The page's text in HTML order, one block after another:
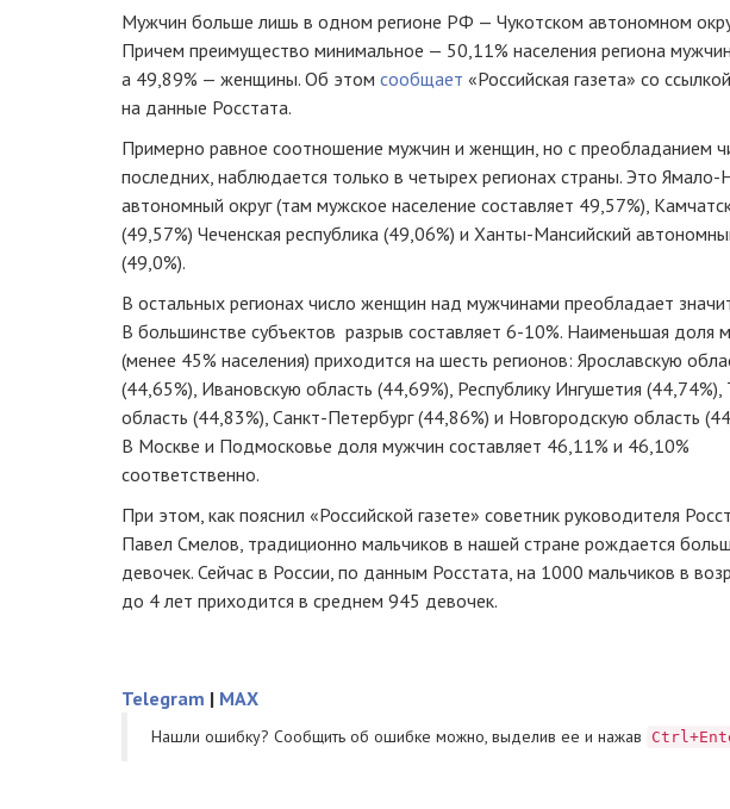
Мужчин больше лишь в одном регионе РФ — Чукотском автономном
Причем преимущество минимальное — 50,11% населения региона
а 49,89% — женщины. Об этом сообщает «Российская газета» со ссылкой
на данные Росстата.
Примерно равное соотношение мужчин и женщин, но с преобладанием
последних,​ наблюдается только в четырех регионах страны. Это Ямало-
автономный округ (там мужское население составляет 49,57%),
(49,57%) Чеченская республика (49,06%) и Ханты-Мансийский
(49,0%).
В остальных регионах число женщин над мужчинами преобладает
В большинстве субъектов ​ разрыв составляет 6-10%. Наименьшая доля
(менее 45% населения) приходится на шесть регионов: Ярославскую
(44,65%), Ивановскую область (44,69%), Республику Ингушетия (44,74%),
область (44,83%), Санкт-Петербург (44,86%) и Новгородскую область
В Москве и Подмосковье доля мужчин составляет 46,11% и 46,10%
соответственно.
При этом, как пояснил «Российской газете» советник руководителя
Павел Смелов, традиционно мальчиков в нашей стране рождается
девочек. Сейчас в России, по данным Росстата, на 1000 мальчиков в
до 4 лет приходится в среднем 945 девочек.
Telegram | MAX
Нашли ошибку? Cообщить об ошибке можно, выделив ее и нажав